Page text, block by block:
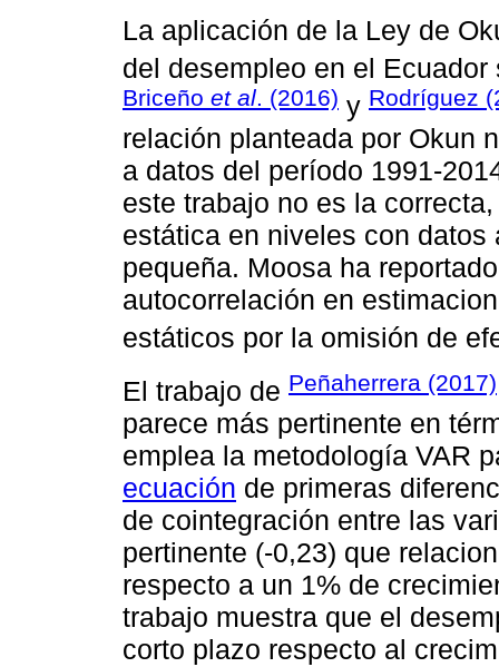
La aplicación de la Ley de
del desempleo en el
Briceño et al. (2016) y Rodríguez
relación planteada por Okun
a datos del período 1991-
este trabajo no es la
estática en niveles con
pequeña. Moosa ha
autocorrelación en
estáticos por la omisión de
El trabajo de Peñaherrera (2017)
parece más pertinente en
emplea la metodología VAR
ecuación de primeras
de cointegración entre las
pertinente (-0,23) que
respecto a un 1% de
trabajo muestra que el
corto plazo respecto al